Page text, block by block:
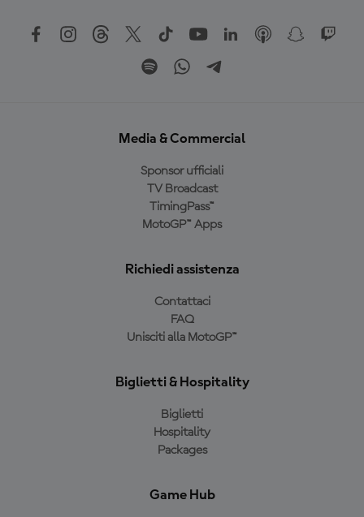
Media & Commercial
Sponsor ufficiali
TV Broadcast
TimingPass™
MotoGP™ Apps
Richiedi assistenza
Contattaci
FAQ
Unisciti alla MotoGP™
Biglietti & Hospitality
Biglietti
Hospitality
Packages
Game Hub